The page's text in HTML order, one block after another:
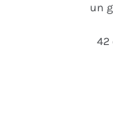
un
42